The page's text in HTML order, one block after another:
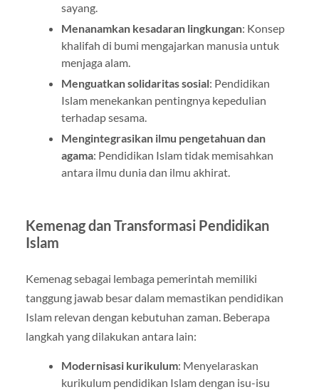
sayang.
Menanamkan kesadaran lingkungan: Konsep
khalifah di bumi mengajarkan manusia untuk
menjaga alam.
Menguatkan solidaritas sosial: Pendidikan
Islam menekankan pentingnya kepedulian
terhadap sesama.
Mengintegrasikan ilmu pengetahuan dan
agama: Pendidikan Islam tidak memisahkan
antara ilmu dunia dan ilmu akhirat.
Kemenag dan Transformasi Pendidikan
Islam
Kemenag sebagai lembaga pemerintah memiliki
tanggung jawab besar dalam memastikan pendidikan
Islam relevan dengan kebutuhan zaman. Beberapa
langkah yang dilakukan antara lain:
Modernisasi kurikulum: Menyelaraskan
kurikulum pendidikan Islam dengan isu-isu